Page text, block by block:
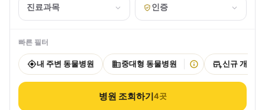
진료과목 인증
빠른 필터
내 주변 동물병원 중대형 동물병원 신규 개원
병원 조회하기4곳